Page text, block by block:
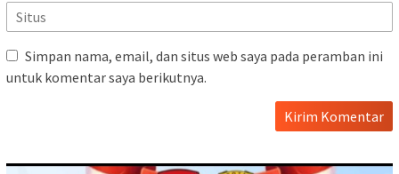
Simpan nama, email, dan situs web saya pada peramban ini
untuk komentar saya berikutnya.